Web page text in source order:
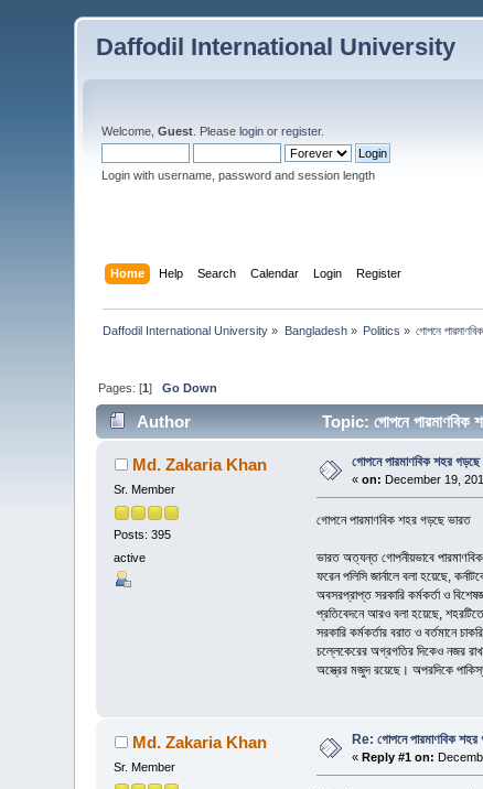
Daffodil International University
Welcome,Guest . Pleaselogin orregister.
Login with username, password and session length
Home Help Search Calendar Login Register
Daffodil International University » Bangladesh» Politics » গোপনে
Pages: [1]Go Down
Author Topic: গোপনে
Md. Zakaria Khan
Sr. Member
Posts: 395
active
গোপনে পারমাণবিক শহর
«on: December 19,
গোপনে পারমাণবিক শহর গড়ছে ভারত
ভারত অত্যন্ত গোপনীয়ভাবে
ফরেন পলিসি জার্নালে বলা হয়েছে,
অবসরপ্রাপ্ত সরকারি কর্মকর্তা ও
প্রতিবেদনে আরও বলা হয়েছে, শহরটিতে
সরকারি কর্মকর্তার বরাত ও বর্তমানে
চল্লেকেরের অগ্রগতির দিকেও নজর
অস্ত্রের মজুদ রয়েছে। অপরদিকে
Md. Zakaria Khan
Sr. Member
Re: গোপনে পারমাণবিক শহর
« Reply #1 on: